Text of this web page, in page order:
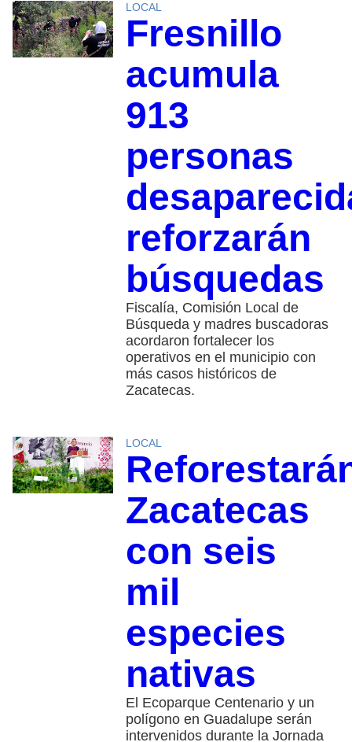
LOCAL
Fresnillo
acumula
913
personas
reforzarán
búsquedas
Fiscalía, Comisión Local de
Búsqueda y madres buscadoras
acordaron fortalecer los
operativos en el municipio con
más casos históricos de
Zacatecas.
LOCAL
Zacatecas
con seis
mil
especies
nativas
El Ecoparque Centenario y un
polígono en Guadalupe serán
intervenidos durante la Jornada